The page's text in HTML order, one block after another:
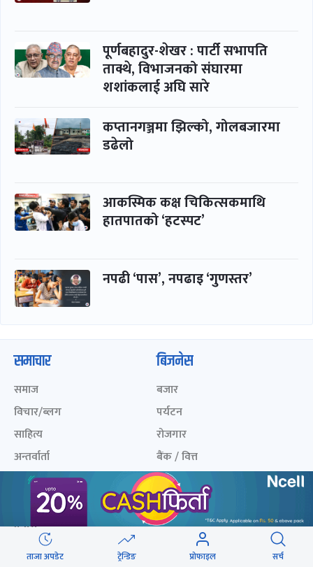
पूर्णबहादुर-शेखर : पार्टी सभापति
ताक्थे, विभाजनको संघारमा
शशांकलाई अघि सारे
कप्तानगञ्जमा झिल्को, गोलबजारमा
डढेलो
आकस्मिक कक्ष चिकित्सकमाथि
हातपातको ‘हटस्पट’
नपढी ‘पास’, नपढाइ ‘गुणस्तर’
ताजा अपडेट ट्रेन्डिङ प्रोफाइल सर्च
समाचार
समाज
विचार/ब्लग
साहित्य
अन्तर्वार्ता
खेलकुद़़
जीवनशैली/स्वास्थ्य
प्रवास
अन्तर्राष्ट्रिय
बिजनेस
बजार
पर्यटन
रोजगार
बैंक / वित्त
अटो
सूचना-प्रविधि